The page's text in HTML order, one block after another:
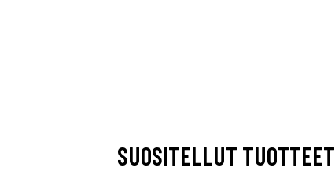
SUOSITELLUT TUOTTEET